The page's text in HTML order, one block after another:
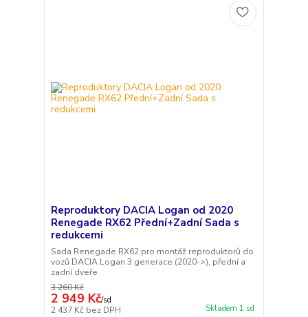
Reproduktory DACIA Logan od 2020
Renegade RX62 Přední+Zadní Sada s
redukcemi
Sada Renegade RX62 pro montáž reproduktorů do
vozů DACIA Logan 3.generace (2020->), přední a
zadní dveře
3 260 Kč
2 949 Kč/sd
2 437 Kč bez DPH Skladem 1 sd